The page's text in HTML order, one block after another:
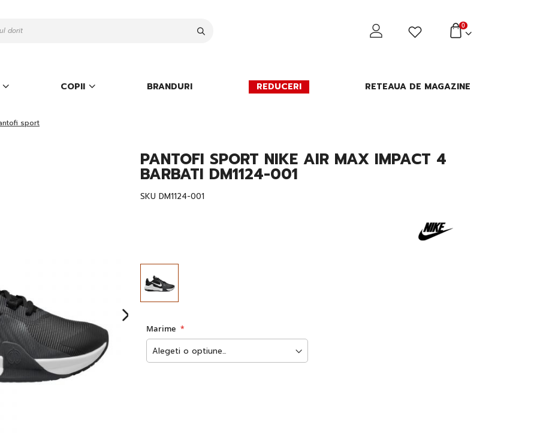
0
COPII BRANDURI REDUCERI RETEAUA DE MAGAZINE
sport
PANTOFI SPORT NIKE AIR MAX IMPACT 4
BARBATI DM1124-001
SKU DM1124-001
Marime